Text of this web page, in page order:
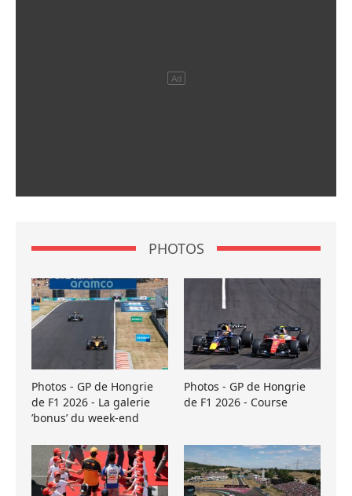
PHOTOS
Photos - GP de Hongrie
de F1 2026 - La galerie
’bonus’ du week-end
Photos - GP de Hongrie
de F1 2026 - Course